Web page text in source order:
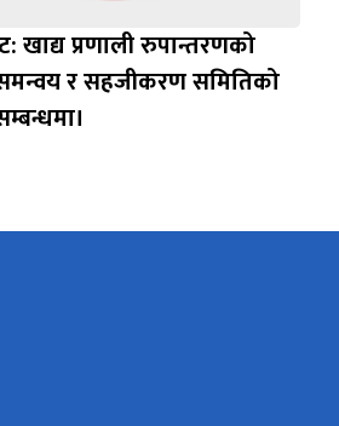
खाद्य प्रणाली रुपान्तरणको
र सहजीकरण समितिको